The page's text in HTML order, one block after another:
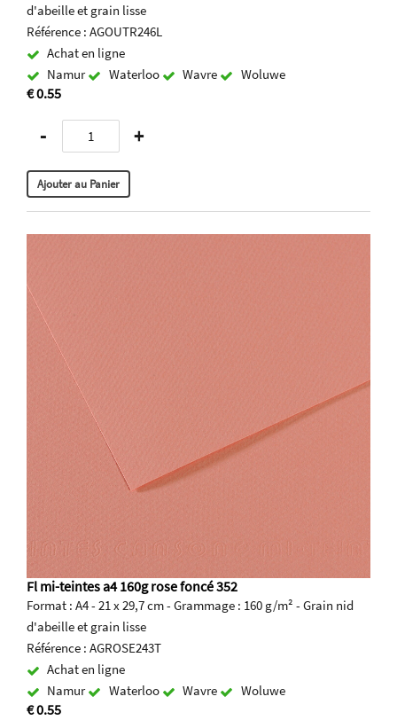
d'abeille et grain lisse
Référence : AGOUTR246L
Achat en ligne
Namur
Waterloo Wavre Woluwe
€ 0.55
- +
Fl mi-teintes a4 160g rose foncé 352
Format : A4 - 21 x 29,7 cm - Grammage : 160 g/m² - Grain nid
d'abeille et grain lisse
Référence : AGROSE243T
Achat en ligne
Namur
Waterloo Wavre Woluwe
€ 0.55